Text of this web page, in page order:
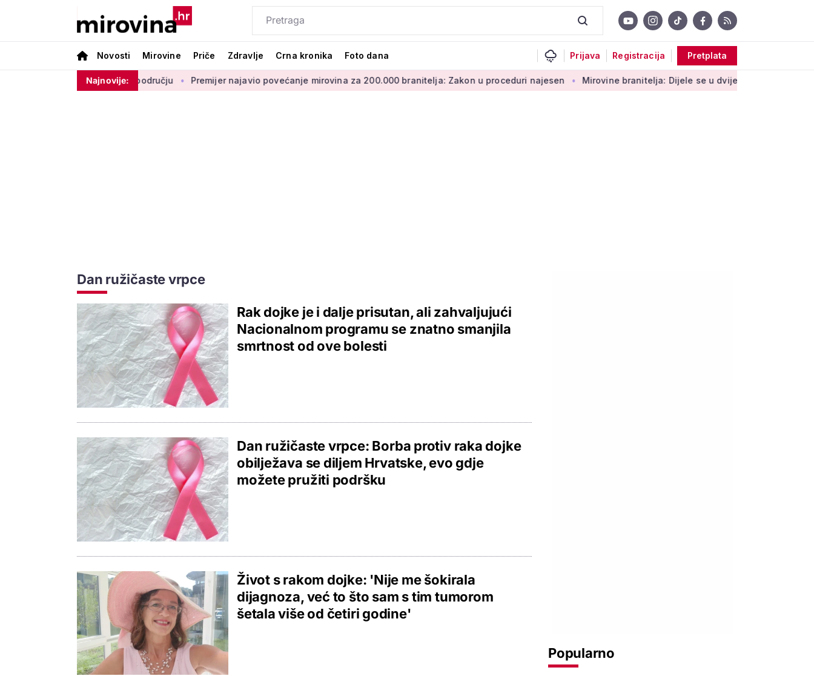
Novosti Mirovine Priče Zdravlje Crna kronika Foto dana Prijava Registracija Pretplata
Najnovije:
vlada na ovom području Premijer najavio povećanje mirovina za 200.000 branitelja: Zakon u proceduri najesen Mirovine branitelja: Dijele se u dvije kategorije, a prima ih oko
Dan ružičaste vrpce
Rak dojke je i dalje prisutan, ali zahvaljujući
Nacionalnom programu se znatno smanjila
smrtnost od ove bolesti
Dan ružičaste vrpce: Borba protiv raka dojke
obilježava se diljem Hrvatske, evo gdje
možete pružiti podršku
Život s rakom dojke: 'Nije me šokirala
dijagnoza, već to što sam s tim tumorom
šetala više od četiri godine'
Popularno